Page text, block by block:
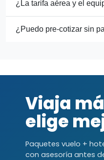
¿La tarifa aérea y el
¿Puedo pre-cotizar sin
Viaja
elige
Paquetes vuelo +
con asesoría antes